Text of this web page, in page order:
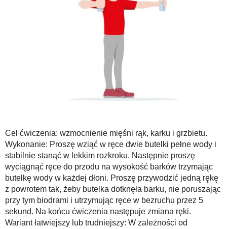
Cel ćwiczenia: wzmocnienie mięśni rąk, karku i grzbietu.
Wykonanie: Proszę wziąć w ręce dwie butelki pełne wody i
stabilnie stanąć w lekkim rozkroku. Następnie proszę
wyciągnąć ręce do przodu na wysokość barków trzymając
butelkę wody w każdej dłoni. Proszę przywodzić jedną rękę
z powrotem tak, żeby butelka dotknęła barku, nie poruszając
przy tym biodrami i utrzymując ręce w bezruchu przez 5
sekund. Na końcu ćwiczenia następuje zmiana ręki.
Wariant łatwiejszy lub trudniejszy: W zależności od